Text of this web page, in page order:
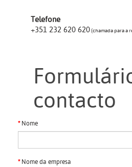
Telefone
+351 232 620 620(chamada para a
contacto
Nome
Nome da empresa